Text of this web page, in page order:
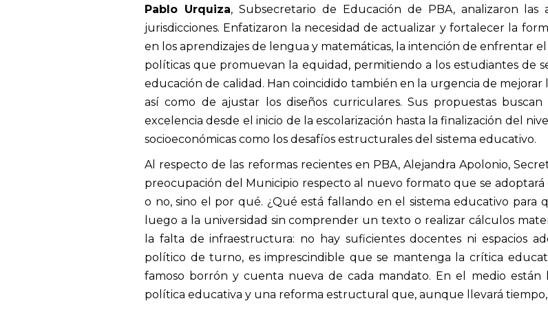
Pablo Urquiza, Subsecretario de Educación de PBA, analizaron las
jurisdicciones. Enfatizaron la necesidad de actualizar y fortalecer la
en los aprendizajes de lengua y matemáticas, la intención de enfrentar
políticas que promuevan la equidad, permitiendo a los estudiantes de
educación de calidad. Han coincidido también en la urgencia de
así como de ajustar los diseños curriculares. Sus propuestas
excelencia desde el inicio de la escolarización hasta la finalización del
socioeconómicas como los desafíos estructurales del sistema educativo.
Al respecto de las reformas recientes en PBA, Alejandra Apolonio,
preocupación del Municipio respecto al nuevo formato que se adoptará
o no, sino el por qué. ¿Qué está fallando en el sistema educativo para
luego a la universidad sin comprender un texto o realizar cálculos
la falta de infraestructura: no hay suficientes docentes ni espacios
político de turno, es imprescindible que se mantenga la crítica
famoso borrón y cuenta nueva de cada mandato. En el medio están
política educativa y una reforma estructural que, aunque llevará tiempo,